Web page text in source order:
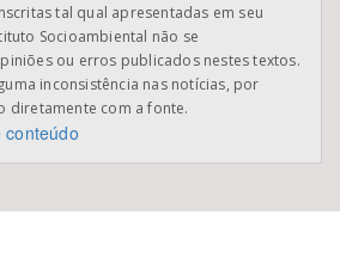
tal qual apresentadas em seu
Socioambiental não se
ou erros publicados nestes textos.
inconsistência nas notícias, por
diretamente com a fonte.
conteúdo